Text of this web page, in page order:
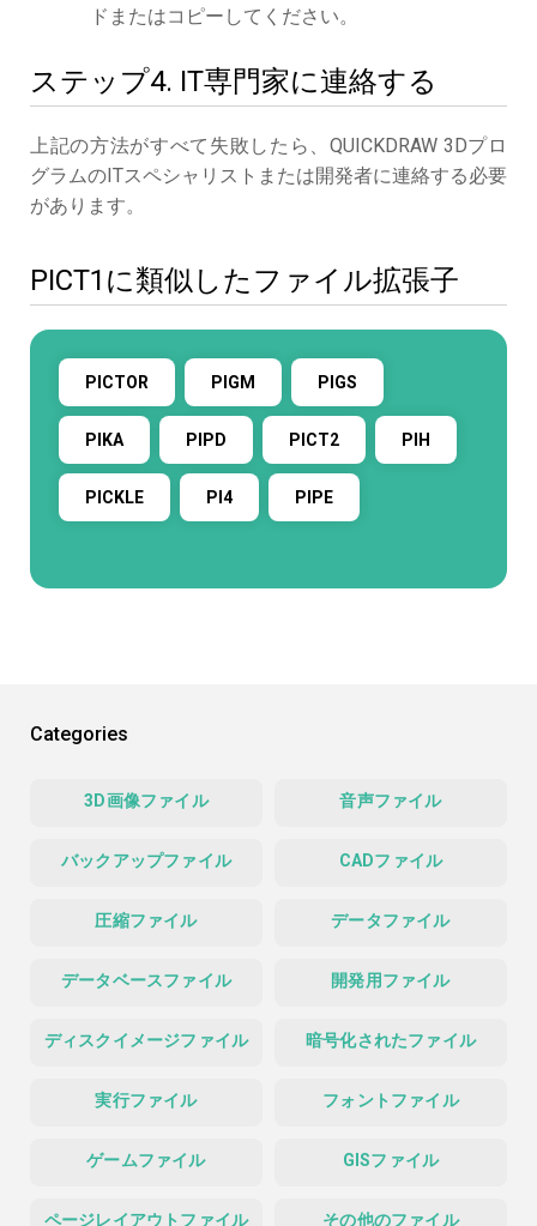
ドまたはコピーしてください。
ステップ4. IT専門家に連絡する
上記の方法がすべて失敗したら、QUICKDRAW 3Dプロ
グラムのITスペシャリストまたは開発者に連絡する必要
があります。
PICT1に類似したファイル拡張子
PICTOR PIGM PIGS
PIKA PIPD PICT2 PIH
PICKLE PI4 PIPE
Categories
3D画像ファイル 音声ファイル
バックアップファイル CADファイル
圧縮ファイル データファイル
データベースファイル 開発用ファイル
ディスクイメージファイル 暗号化されたファイル
実行ファイル フォントファイル
ゲームファイル GISファイル
ページレイアウトファイル その他のファイル